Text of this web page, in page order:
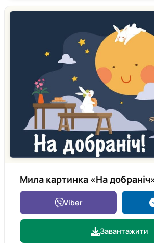
Мила картинка «На
Viber
Завантажити